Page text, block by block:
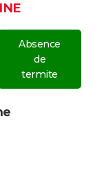
Absence
de
termite